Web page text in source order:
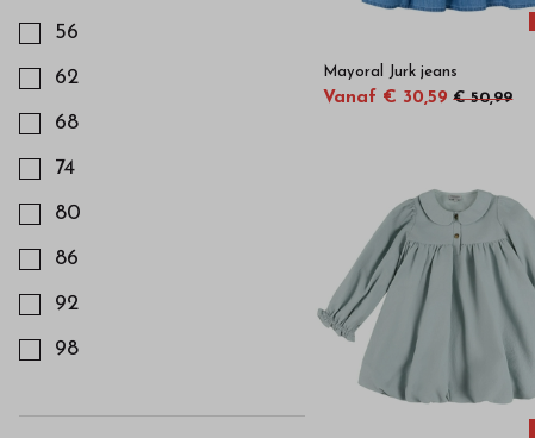
56
62
68
74
80
86
92
98
Mayoral Jurk jeans
Vanaf € 30,59 € 50,99